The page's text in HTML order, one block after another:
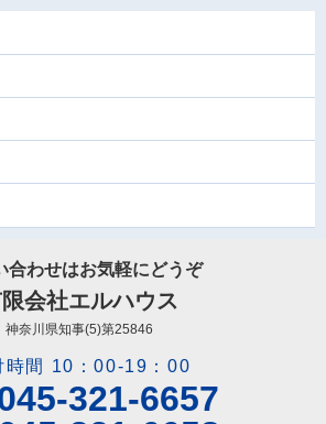
合わせはお気軽にどうぞ
会社エルハウス
神奈川県知事(5)第25846
時間 10：00-19：00
321-6657